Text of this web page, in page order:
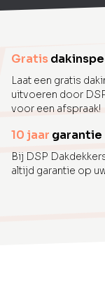
Gratis
Laat een gratis
uitvoeren door
voor een afspraak!
10 jaar garantie
Bij DSP
altijd garantie op